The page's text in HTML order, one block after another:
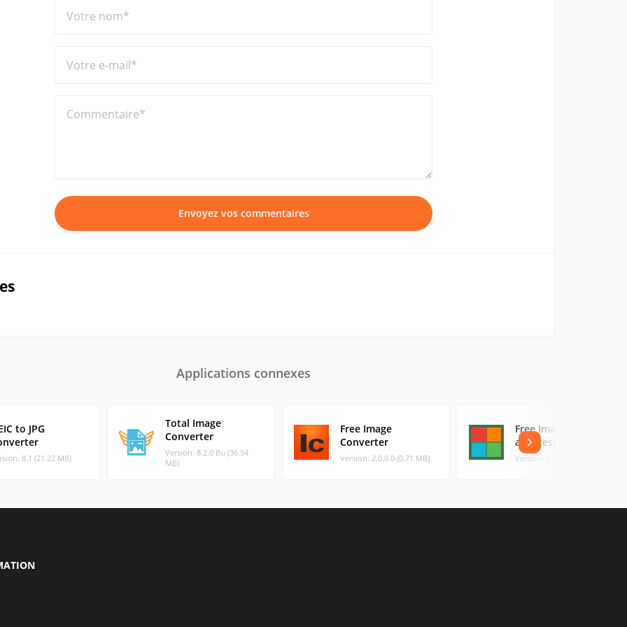
Votre nom*
Votre e-mail*
Commentaire*
Envoyez vos commentaires
Applications connexes
to JPG
8.1 (21.22 MB)
Total Image
Converter
Version: 8.2.0 Bu (36.94
MB)
Free Image
Converter
Version: 2.0.0.0 (0.71 MB)
Free Image Convert
and Resize
Version: 2.1.70.8 (28.14 MB)